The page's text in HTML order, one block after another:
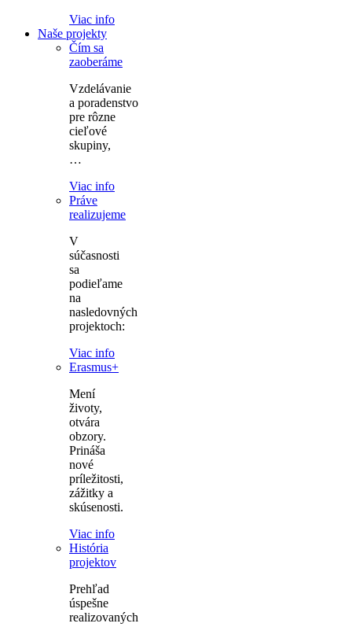
Viac info
Naše projekty
Čím sa
zaoberáme
Vzdelávanie
a poradenstvo
pre rôzne
cieľové
skupiny,
…
Viac info
Práve
realizujeme
V
súčasnosti
sa
podieľame
na
nasledovných
projektoch:
Viac info
Erasmus+
Mení
životy,
otvára
obzory.
Prináša
nové
príležitosti,
zážitky a
skúsenosti.
Viac info
História
projektov
Prehľad
úspešne
realizovaných